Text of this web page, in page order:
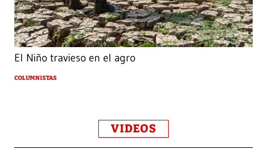
El Niño travieso en el agro
COLUMNISTAS
VIDEOS